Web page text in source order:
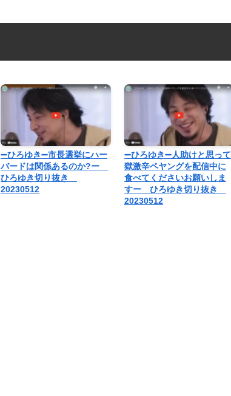
➖ひろゆき➖市長選挙にハー
バードは関係あるのか?ー
ひろゆき切り抜き
20230512
➖ひろゆき➖人助けと思って
獄激辛ペヤングを配信中に
食べてくださいお願いしま
すー ひろゆき切り抜き
20230512